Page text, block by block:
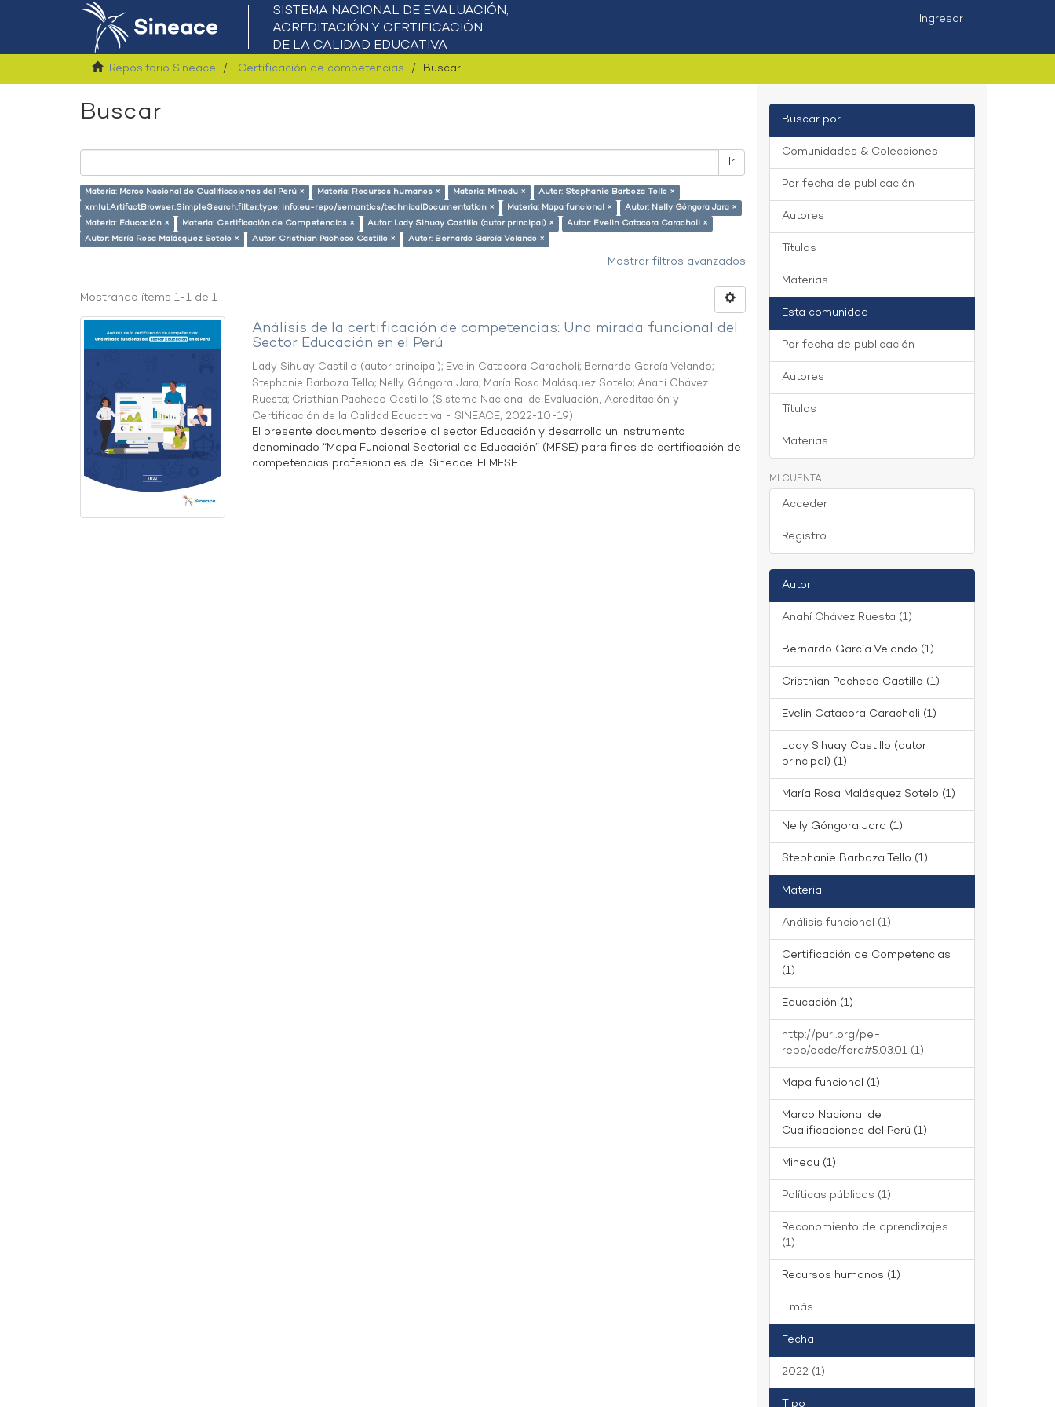
Ingresar
Repositorio Sineace Certificación de competencias Buscar
Buscar
Ir
Materia: Marco Nacional de Cualificaciones del Perú × Materia: Recursos humanos × Materia: Minedu ×
Autor: Stephanie Barboza Tello ×
xmlui.ArtifactBrowser.SimpleSearch.filter.type: info:eu-repo/semantics/technicalDocumentation ×
Materia: Mapa funcional ×
Autor: Nelly Góngora Jara ×
Materia: Educación ×
Materia: Certificación de Competencias × Autor: Lady Sihuay Castillo (autor principal) ×
Autor: Evelin Catacora Caracholi ×
Autor: María Rosa Malásquez Sotelo ×
Autor: Cristhian Pacheco Castillo × Autor: Bernardo García Velando ×
Mostrar filtros avanzados
Mostrando ítems 1-1 de 1
Análisis de la certificación de competencias: Una mirada funcional del
Sector Educación en el Perú
Lady Sihuay Castillo (autor principal); Evelin Catacora Caracholi; Bernardo García Velando;
Stephanie Barboza Tello; Nelly Góngora Jara; María Rosa Malásquez Sotelo;Anahí Chávez
Ruesta; Cristhian Pacheco Castillo (Sistema Nacional de Evaluación, Acreditación y
Certificación de la Calidad Educativa - SINEACE, 2022-10-19)
El presente documento describe al sector Educación y desarrolla un instrumento
denominado “Mapa Funcional Sectorial de Educación” (MFSE) para fines de certificación de
competencias profesionales del Sineace. El MFSE ...
Buscar por
Comunidades & Colecciones
Por fecha de publicación
Autores
Títulos
Materias
Esta comunidad
Por fecha de publicación
Autores
Títulos
Materias
MI CUENTA
Acceder
Registro
Autor
Anahí Chávez Ruesta (1)
Bernardo García Velando (1)
Cristhian Pacheco Castillo (1)
Evelin Catacora Caracholi (1)
Lady Sihuay Castillo (autor
principal) (1)
María Rosa Malásquez Sotelo (1)
Nelly Góngora Jara (1)
Stephanie Barboza Tello (1)
Materia
Análisis funcional (1)
Certificación de Competencias
(1)
Educación (1)
http://purl.org/pe-
repo/ocde/ford#5.03.01 (1)
Mapa funcional (1)
Marco Nacional de
Cualificaciones del Perú (1)
Minedu (1)
Políticas públicas (1)
Reconomiento de aprendizajes
(1)
Recursos humanos (1)
... más
Fecha
2022 (1)